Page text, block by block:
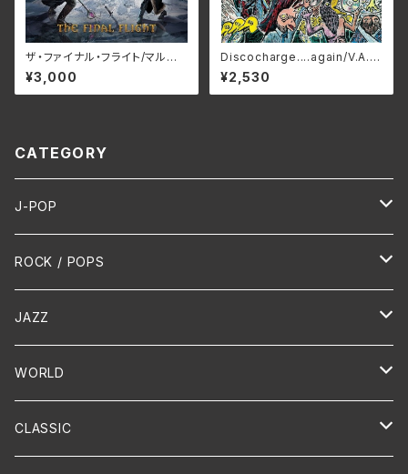
ザ・ファイナル・フライト/マルコ・
ガラウズ・マジック・オペラ RB
NCD-1472(仕様:CD)
¥3,000
Discocharge....again/V.A.
HCK-2026(仕様:CD)
¥2,530
CATEGORY
J-POP
HR/HM
演歌 / 歌謡曲
PUNK/HARDCORE
Hip-Hop/Dancehall Reggae
ROCK / POPS
Oldies
HR/HM
JAZZ
Vocal
Piano
WORLD
HAWAIIAN
CLASSIC